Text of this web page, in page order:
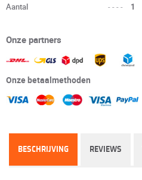
Aantal
---- 1
Onze partners
Onze betaalmethoden
BESCHRIJVING REVIEWS